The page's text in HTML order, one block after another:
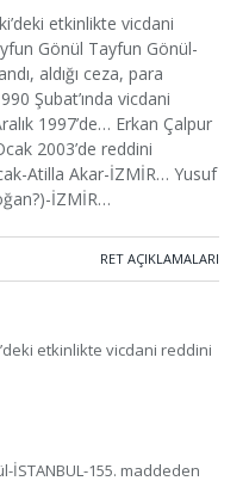
etkinlikte vicdani
Gönül Tayfun Gönül-
aldığı ceza, para
Şubat’ında vicdani
1997’de… Erkan Çalpur
2003’de reddini
Atilla Akar-İZMİR… Yusuf
İZMİR…
RET AÇIKLAMALARI
etkinlikte vicdani reddini
İSTANBUL-155. maddeden